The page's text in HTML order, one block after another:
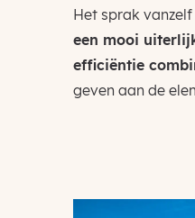
Het sprak
een mooi
efficiëntie
geven aan de